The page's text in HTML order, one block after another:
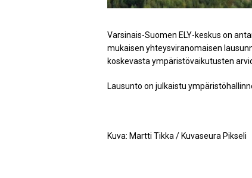
Varsinais-Suomen ELY-keskus on
mukaisen yhteysviranomaisen
koskevasta ympäristövaikutusten
Lausunto on julkaistu
Kuva: Martti Tikka / Kuvaseura Pikseli